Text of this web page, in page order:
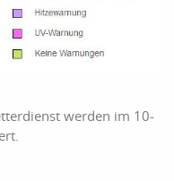
werden im 10-